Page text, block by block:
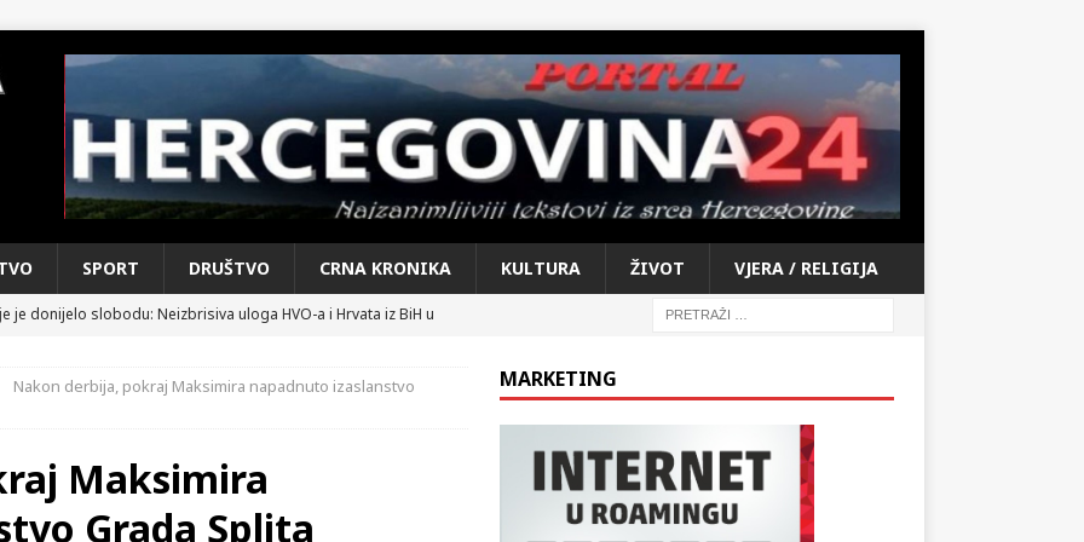
SPORT DRUŠTVO CRNA KRONIKA KULTURA ŽIVOT VJERA / RELIGIJA
je donijelo slobodu: Neizbrisiva uloga HVO-a i Hrvata iz BiH u
Večer u kojoj Knin, iseljena i domovinska Hrvatska dišu
iz sažetka dnevnih događaja za protekli vikend
Nakon derbija, pokraj Maksimira napadnuto izaslanstvo
Maksimira
Grada Splita
MARKETING